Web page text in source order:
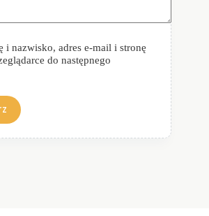
i nazwisko, adres e-mail i stronę
do następnego